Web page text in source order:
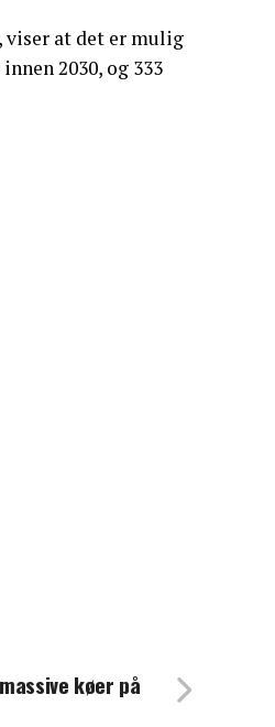
viser at det er mulig
2030, og 333
køer på